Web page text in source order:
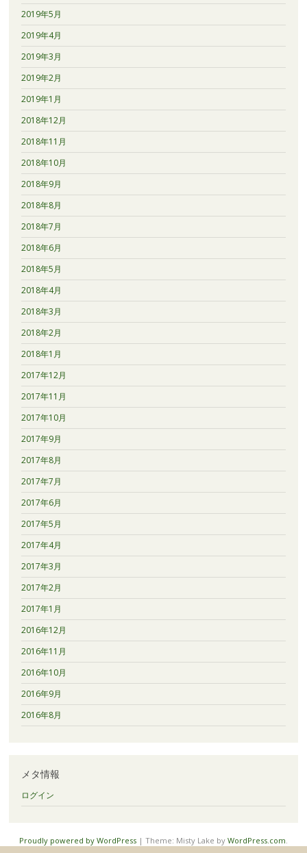
2019年5月
2019年4月
2019年3月
2019年2月
2019年1月
2018年12月
2018年11月
2018年10月
2018年9月
2018年8月
2018年7月
2018年6月
2018年5月
2018年4月
2018年3月
2018年2月
2018年1月
2017年12月
2017年11月
2017年10月
2017年9月
2017年8月
2017年7月
2017年6月
2017年5月
2017年4月
2017年3月
2017年2月
2017年1月
2016年12月
2016年11月
2016年10月
2016年9月
2016年8月
メタ情報
ログイン
Proudly powered by WordPress | Theme: Misty Lake by WordPress.com.